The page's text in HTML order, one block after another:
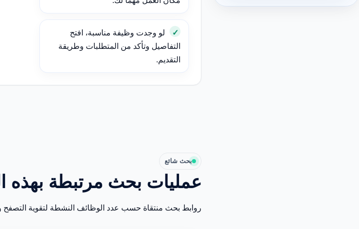
لو وجدت وظيفة مناسبة، افتح
التفاصيل وتأكد من المتطلبات وطريقة
التقديم.
بحث شائع
عمليات بحث مرتبطة بهذه
روابط بحث منتقاة حسب عدد الوظائف النشطة لتقوية التصفح